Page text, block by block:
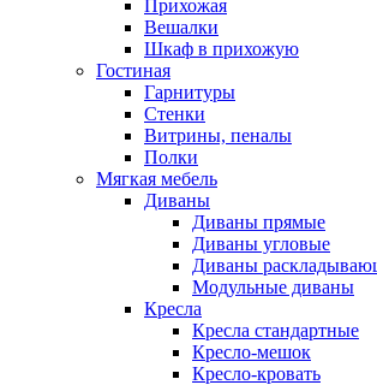
Прихожая
Вешалки
Шкаф в прихожую
Гостиная
Гарнитуры
Стенки
Витрины, пеналы
Полки
Мягкая мебель
Диваны
Диваны прямые
Диваны угловые
Диваны
Модульные диваны
Кресла
Кресла стандартные
Кресло-мешок
Кресло-кровать